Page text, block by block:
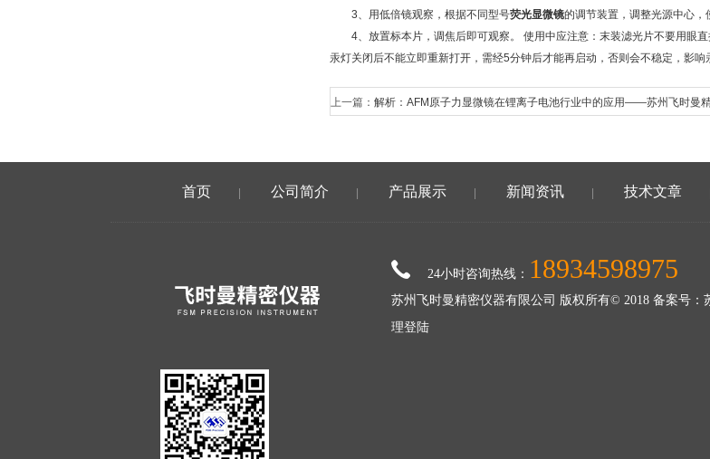
3、用低倍镜观察，根据不同型号荧光显微镜的调节装置，调整光源中心，
4、放置标本片，调焦后即可观察。 使用中应注意：末装滤光片不要用眼
汞灯关闭后不能立即重新打开，需经5分钟后才能再启动，否则会不稳定，影响
上一篇： 解析：AFM原子力显微镜在锂离子电池行业中的应用——苏州飞时曼
首页 公司简介 产品展示 新闻资讯 技术文章
24小时咨询热线： 18934598975
苏州飞时曼精密仪器有限公司 版权所有© 2018 备案号：
理登陆